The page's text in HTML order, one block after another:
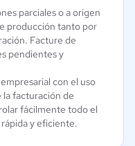
parciales o a origen
producción tanto por
Facture de
pendientes y
con el uso
facturación de
fácilmente todo el
y eficiente.